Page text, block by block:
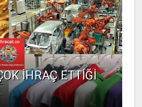
İHRAÇ ETTİĞİ